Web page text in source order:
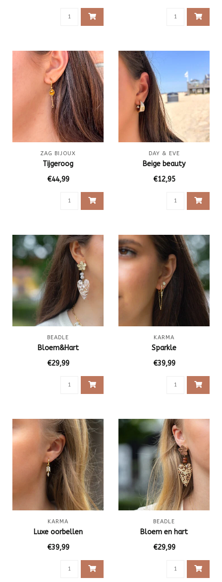
ZAG BIJOUX
Tijgeroog
€44,99
DAY & EVE
Beige beauty
€12,95
BEADLE
Bloem&Hart
€29,99
KARMA
Sparkle
€39,99
KARMA
Luxe oorbellen
€39,99
BEADLE
Bloem en hart
€29,99